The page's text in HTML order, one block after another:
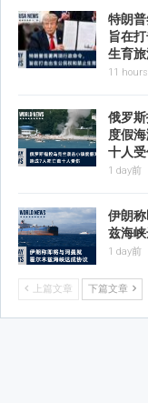
特朗普
旨在
生育
11
俄罗
度假
十人
1 day前
伊朗
兹海
1 day前
上篇文章 下篇文章